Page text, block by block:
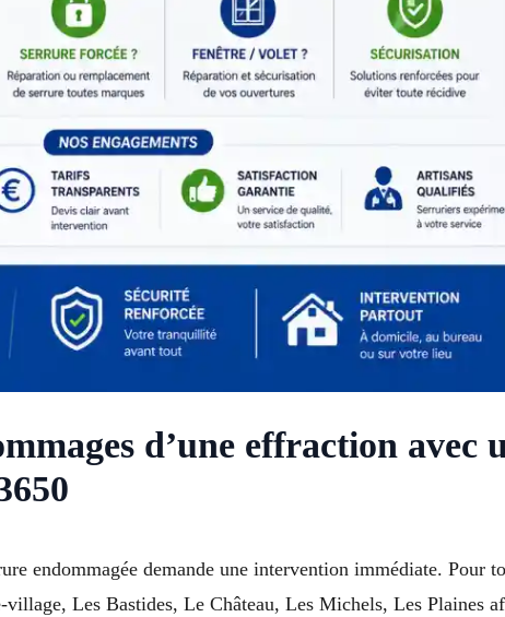
d’une effraction avec
endommagée demande une intervention immédiate.
village, Les Bastides, Le Château, Les Michels, Les Plaines